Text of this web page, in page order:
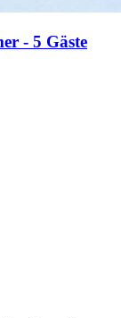
- 5 Gäste